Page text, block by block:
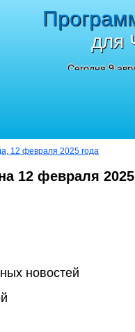
для
Сегодня 9
12 февраля 2025 года
12 февраля 2025
новостей